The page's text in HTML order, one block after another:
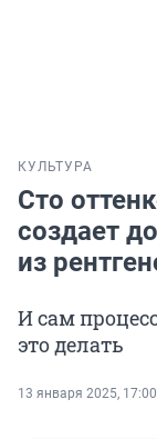
КУЛЬТУРА
Сто
создает
из
И сам
это делать
13 января 2025, 17:00